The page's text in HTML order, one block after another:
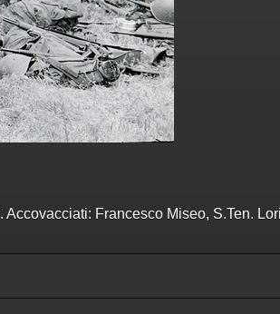
Francesco Miseo, S.Ten.